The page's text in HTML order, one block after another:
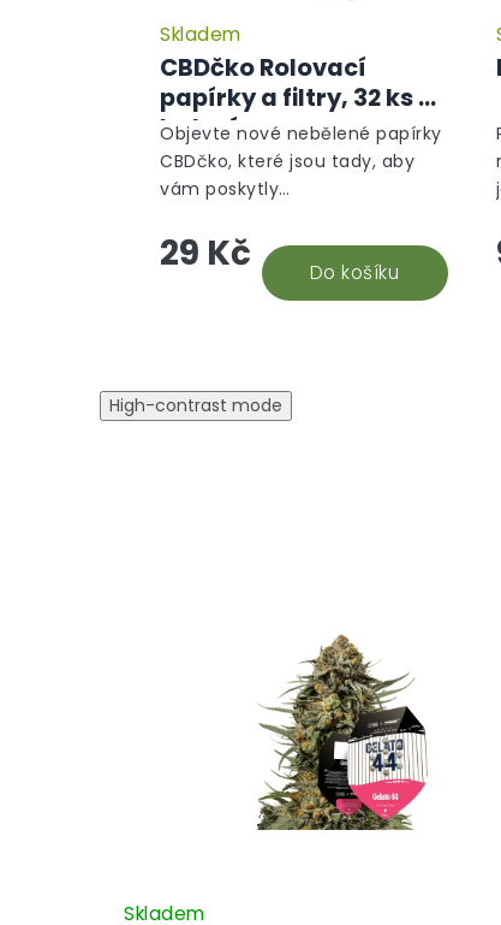
CBDčko Rolovací
papírky a filtry, 32 ks v
balení
Skladem
29 Kč Do košíku
Objevte nové nebělené papírky
CBDčko, které jsou tady, aby
vám poskytly
balení i kouření. Naše papírky
jsou vyrobeny s vášní a péčí,
což se odráží v...
High-contrast mode
Skladem